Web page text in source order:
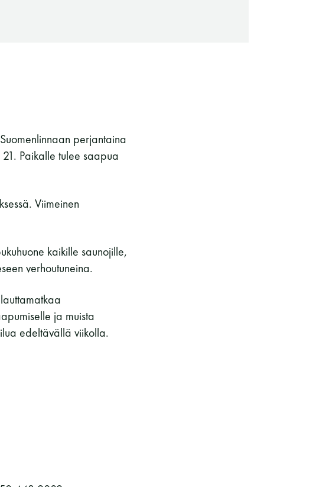
Saunaseuran tarkoitus
perustana on toisten saunarauhan
kunnioittaminen. Seura vaalii
saunakulttuuria ja pyrkii kehittämään
perjantaina
Paikalle tulee saapua
Viimeinen
kaikille saunojille,
verhoutuneina.
ja muista
edeltävällä viikolla.